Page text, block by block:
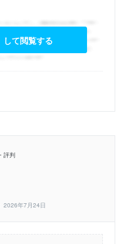
して閲覧する
評判
2026年7月24日